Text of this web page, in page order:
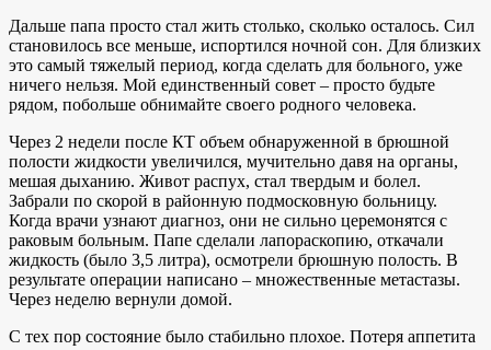
Дальше папа просто стал жить столько, сколько осталось. Сил
становилось все меньше, испортился ночной сон. Для близких
это самый тяжелый период, когда сделать для больного, уже
ничего нельзя. Мой единственный совет – просто будьте
рядом, побольше обнимайте своего родного человека.
Через 2 недели после КТ объем обнаруженной в брюшной
полости жидкости увеличился, мучительно давя на органы,
мешая дыханию. Живот распух, стал твердым и болел.
Забрали по скорой в районную подмосковную больницу.
Когда врачи узнают диагноз, они не сильно церемонятся с
раковым больным. Папе сделали лапораскопию, откачали
жидкость (было 3,5 литра), осмотрели брюшную полость. В
результате операции написано – множественные метастазы.
Через неделю вернули домой.
С тех пор состояние было стабильно плохое. Потеря аппетита